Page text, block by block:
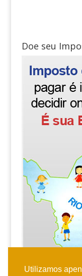
Doe seu
Utilizamos